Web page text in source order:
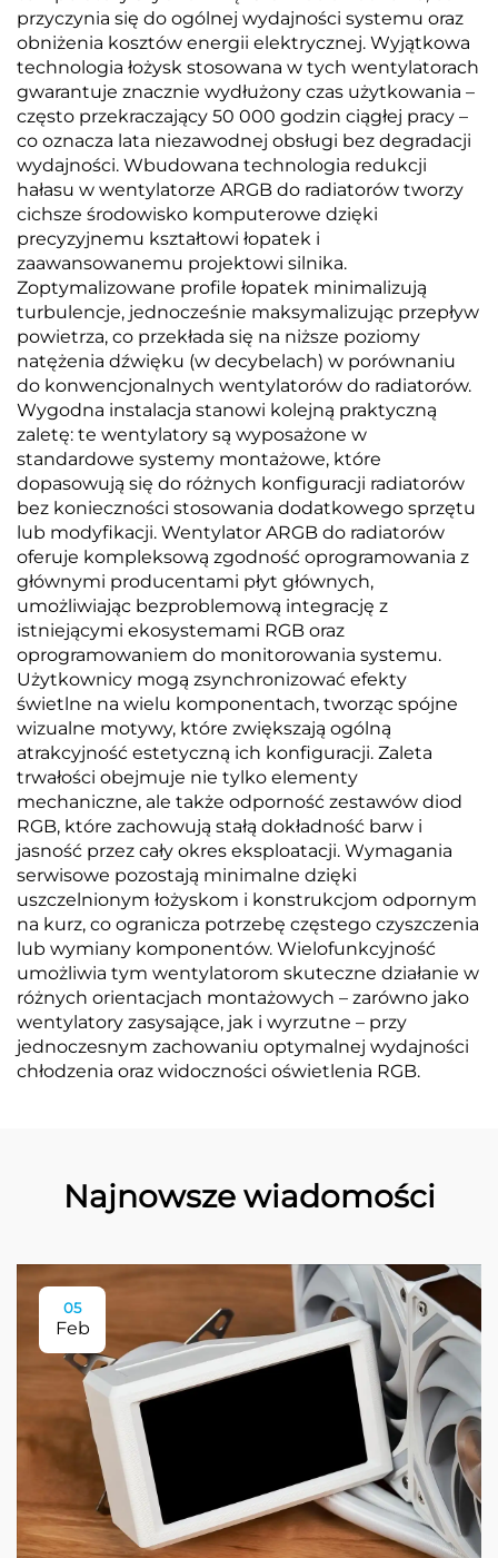
przyczynia się do ogólnej wydajności systemu oraz
obniżenia kosztów energii elektrycznej. Wyjątkowa
technologia łożysk stosowana w tych wentylatorach
gwarantuje znacznie wydłużony czas użytkowania –
często przekraczający 50 000 godzin ciągłej pracy –
co oznacza lata niezawodnej obsługi bez degradacji
wydajności. Wbudowana technologia redukcji
hałasu w wentylatorze ARGB do radiatorów tworzy
cichsze środowisko komputerowe dzięki
precyzyjnemu kształtowi łopatek i
zaawansowanemu projektowi silnika.
Zoptymalizowane profile łopatek minimalizują
turbulencje, jednocześnie maksymalizując przepływ
powietrza, co przekłada się na niższe poziomy
natężenia dźwięku (w decybelach) w porównaniu
do konwencjonalnych wentylatorów do radiatorów.
Wygodna instalacja stanowi kolejną praktyczną
zaletę: te wentylatory są wyposażone w
standardowe systemy montażowe, które
dopasowują się do różnych konfiguracji radiatorów
bez konieczności stosowania dodatkowego sprzętu
lub modyfikacji. Wentylator ARGB do radiatorów
oferuje kompleksową zgodność oprogramowania z
głównymi producentami płyt głównych,
umożliwiając bezproblemową integrację z
istniejącymi ekosystemami RGB oraz
oprogramowaniem do monitorowania systemu.
Użytkownicy mogą zsynchronizować efekty
świetlne na wielu komponentach, tworząc spójne
wizualne motywy, które zwiększają ogólną
atrakcyjność estetyczną ich konfiguracji. Zaleta
trwałości obejmuje nie tylko elementy
mechaniczne, ale także odporność zestawów diod
RGB, które zachowują stałą dokładność barw i
jasność przez cały okres eksploatacji. Wymagania
serwisowe pozostają minimalne dzięki
uszczelnionym łożyskom i konstrukcjom odpornym
na kurz, co ogranicza potrzebę częstego czyszczenia
lub wymiany komponentów. Wielofunkcyjność
umożliwia tym wentylatorom skuteczne działanie w
różnych orientacjach montażowych – zarówno jako
wentylatory zasysające, jak i wyrzutne – przy
jednoczesnym zachowaniu optymalnej wydajności
chłodzenia oraz widoczności oświetlenia RGB.
Najnowsze wiadomości
05
Feb